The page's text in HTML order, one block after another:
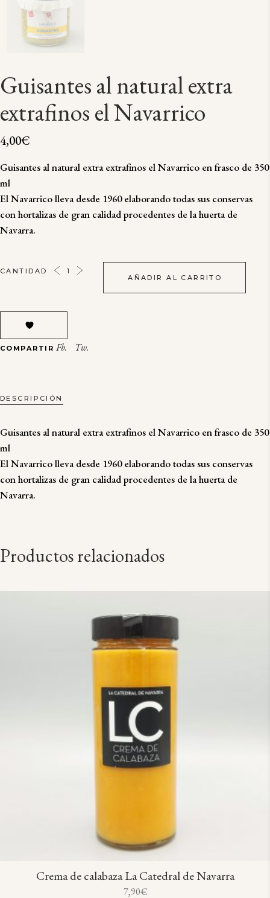
Guisantes al natural extra
extrafinos el Navarrico
4,00€
Guisantes al natural extra extrafinos el Navarrico en frasco de 350
ml
El Navarrico lleva desde 1960 elaborando todas sus conservas
con hortalizas de gran calidad procedentes de la huerta de
Navarra.
GUISANTES
EXTRA
EXTRAFINOS
NAVARRICO
CANTIDAD
AÑADIR AL CARRITO
COMPARTIR Fb. Tw.
DESCRIPCIÓN
Guisantes al natural extra extrafinos el Navarrico en frasco de 350
ml
El Navarrico lleva desde 1960 elaborando todas sus conservas
con hortalizas de gran calidad procedentes de la huerta de
Navarra.
Productos relacionados
Crema de calabaza La Catedral de Navarra
7,90€